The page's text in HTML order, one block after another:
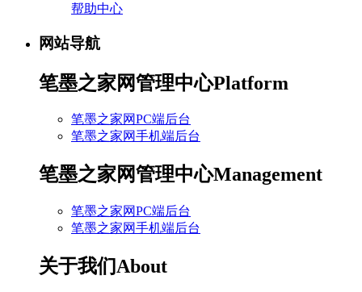
帮助中心
网站导航
笔墨之家网管理中心Platform
笔墨之家网PC端后台
笔墨之家网手机端后台
笔墨之家网管理中心Management
笔墨之家网PC端后台
笔墨之家网手机端后台
关于我们About